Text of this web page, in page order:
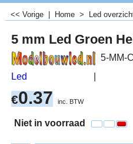
<< Vorige Home > Led
5 mm Led Groen
Led
5-MM-
€0.37 inc. BTW
Niet in voorraad